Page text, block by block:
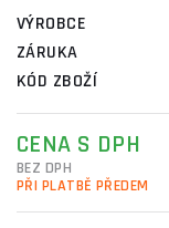
VÝROBCE
ZÁRUKA
KÓD ZBOŽÍ
CENA S DPH
BEZ DPH
PŘI PLATBĚ PŘEDEM